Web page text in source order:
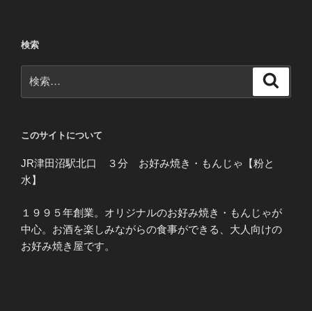
検索
索:
このサイトについて
JR津田沼駅北口 ３分 お好み焼き・もんじゃ【粉と
水】
１９９５年創業。オリジナルのお好み焼き・もんじゃが
中心。お酒を楽しみながらの食事ができる、大人向けの
お好み焼き屋です。